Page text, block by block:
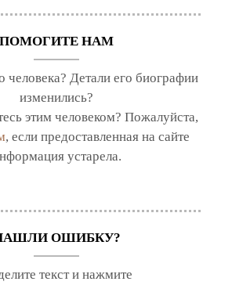
ПОМОГИТЕ НАМ
человека? Детали его биографии
изменились?
этим человеком? Пожалуйста,
, если предоставленная на сайте
устарела.
ОШИБКУ?
текст и нажмите